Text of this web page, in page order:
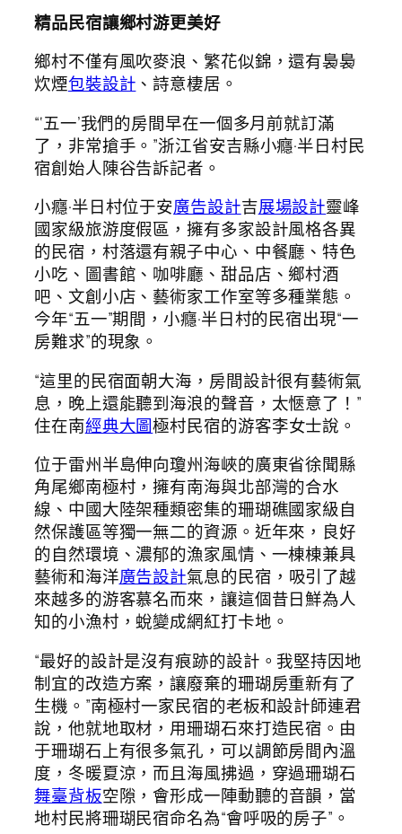
精品民宿讓鄉村游更美好
鄉村不僅有風吹麥浪、繁花似錦，還有裊裊
炊煙包裝設計 、詩意棲居。
“‘五一’我們的房間早在一個多月前就訂滿
了，非常搶手。”浙江省安吉縣小癮·半日村民
宿創始人陳谷告訴記者。
小癮·半日村位于安廣告設計吉展場設計靈峰
國家級旅游度假區，擁有多家設計風格各異
的民宿，村落還有親子中心、中餐廳、特色
小吃、圖書館、咖啡廳、甜品店、鄉村酒
吧、文創小店、藝術家工作室等多種業態。
今年“五一”期間，小癮·半日村的民宿出現“一
房難求”的現象。
“這里的民宿面朝大海，房間設計很有藝術氣
息，晚上還能聽到海浪的聲音，太愜意了！”
住在南經典大圖極村民宿的游客李女士說。
位于雷州半島伸向瓊州海峽的廣東省徐聞縣
角尾鄉南極村，擁有南海與北部灣的合水
線、中國大陸架種類密集的珊瑚礁國家級自
然保護區等獨一無二的資源。近年來，良好
的自然環境、濃郁的漁家風情、一棟棟兼具
藝術和海洋廣告設計氣息的民宿，吸引了越
來越多的游客慕名而來，讓這個昔日鮮為人
知的小漁村，蛻變成網紅打卡地。
“最好的設計是沒有痕跡的設計。我堅持因地
制宜的改造方案，讓廢棄的珊瑚房重新有了
生機。”南極村一家民宿的老板和設計師連君
說，他就地取材，用珊瑚石來打造民宿。由
于珊瑚石上有很多氣孔，可以調節房間內溫
度，冬暖夏涼，而且海風拂過，穿過珊瑚石
舞臺背板空隙，會形成一陣動聽的音韻，當
地村民將珊瑚民宿命名為“會呼吸的房子”。